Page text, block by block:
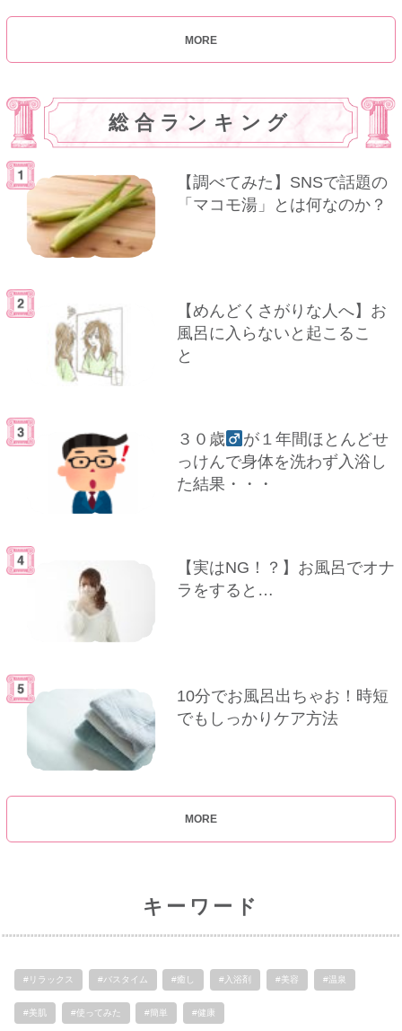
MORE
総合ランキング
【調べてみた】SNSで話題の
「マコモ湯」とは何なのか？
【めんどくさがりな人へ】お
風呂に入らないと起こるこ
と
３０歳
が１年間ほとんどせ
っけんで身体を洗わず入浴し
た結果・・・
【実はNG！？】お風呂でオナ
ラをすると…
10分でお風呂出ちゃお！時短
でもしっかりケア方法
MORE
キーワード
#リラックス #バスタイム #癒し #入浴剤 #美容 #温泉
#美肌 #使ってみた #簡単 #健康